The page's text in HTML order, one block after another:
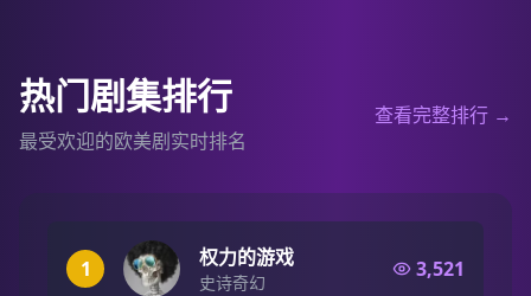
热门剧集排行
最受欢迎的欧美剧实时排名
查看完整排行 →
1 权力的游戏
史诗奇幻
3,521